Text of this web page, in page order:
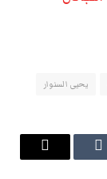
يحيى السنوار
Tumblr
البريد